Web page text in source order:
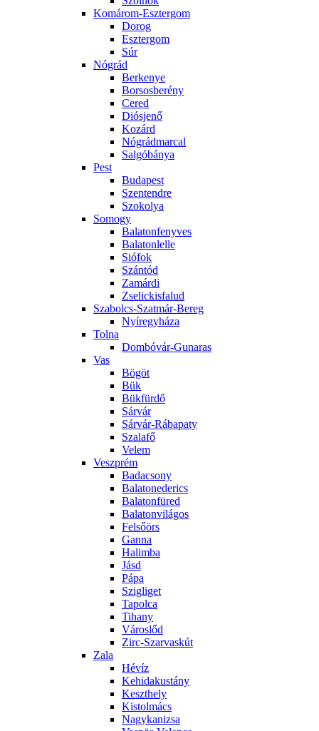
Komárom-Esztergom
Dorog
Esztergom
Súr
Nógrád
Berkenye
Borsosberény
Cered
Diósjenő
Kozárd
Nógrádmarcal
Salgóbánya
Pest
Budapest
Szentendre
Szokolya
Somogy
Balatonfenyves
Balatonlelle
Siófok
Szántód
Zamárdi
Zselickisfalud
Szabolcs-Szatmár-Bereg
Nyíregyháza
Tolna
Dombóvár-Gunaras
Vas
Bögöt
Bük
Bükfürdő
Sárvár
Sárvár-Rábapaty
Szalafő
Velem
Veszprém
Badacsony
Balatonederics
Balatonfüred
Balatonvilágos
Felsőörs
Ganna
Halimba
Jásd
Pápa
Szigliget
Tapolca
Tihany
Városlőd
Zirc-Szarvaskút
Zala
Hévíz
Kehidakustány
Keszthely
Kistolmács
Nagykanizsa